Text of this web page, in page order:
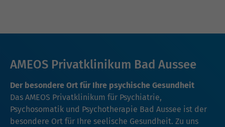
AMEOS Privatklinikum Bad Aussee
Der besondere Ort für Ihre psychische Gesundheit
Das AMEOS Privatklinikum für Psychiatrie,
Psychosomatik und Psychotherapie Bad Aussee ist der
besondere Ort für Ihre seelische Gesundheit. Zu uns